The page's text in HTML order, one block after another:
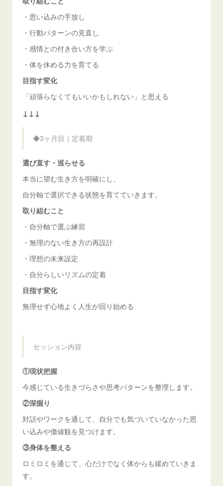
・思い込みの手放し
・行動パターンの見直し
・感情との付き合い方を学ぶ
・体を休める力を育てる
目指す変化
「頑張らなくてもいいかもしれない」と思える
↓↓↓
◆3ヶ月目｜定着期
選び直す・巡らせる
本当に望む生き方を明確にし、
自分軸で選択できる状態を育てていきます。
取り組むこと
・自分軸で選ぶ練習
・無理のない生き方の再設計
・理想の未来設定
・自分らしいリズムの定着
目指す変化
無理せず心地よく人生が回り始める
セッション内容
①現状把握
今感じている生きづらさや思考パターンを整理します。
②深掘り
対話やワークを通して、自分でも気づいていなかった思
い込みや価値観を見つけます。
③身体を整える
ロミロミを通じて、心だけでなく体からも緩めていきま
す。